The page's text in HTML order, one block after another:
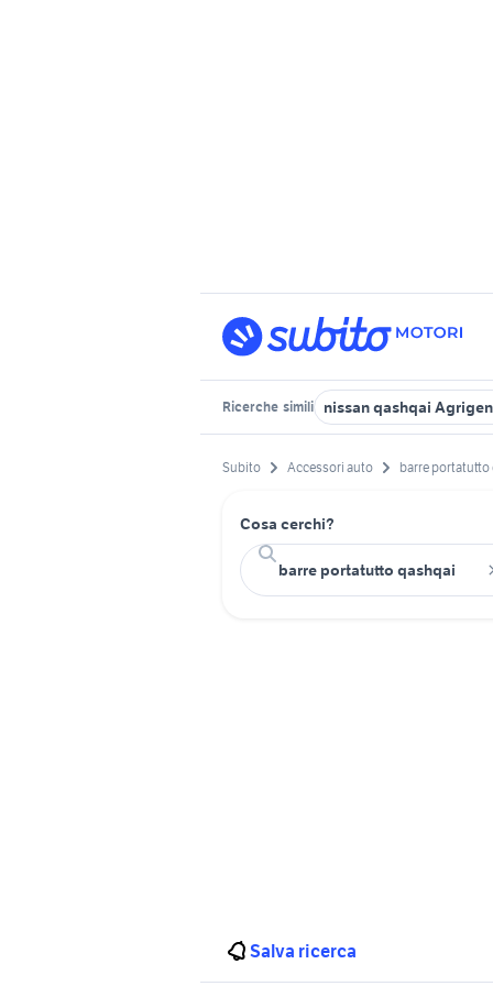
Ricerche simili nissan qashqai
Subito Accessori auto barre portatutto
Cosa cerchi?
Salva ricerca